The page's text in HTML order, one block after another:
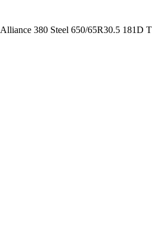
Alliance 380 Steel 650/65R30.5 181D